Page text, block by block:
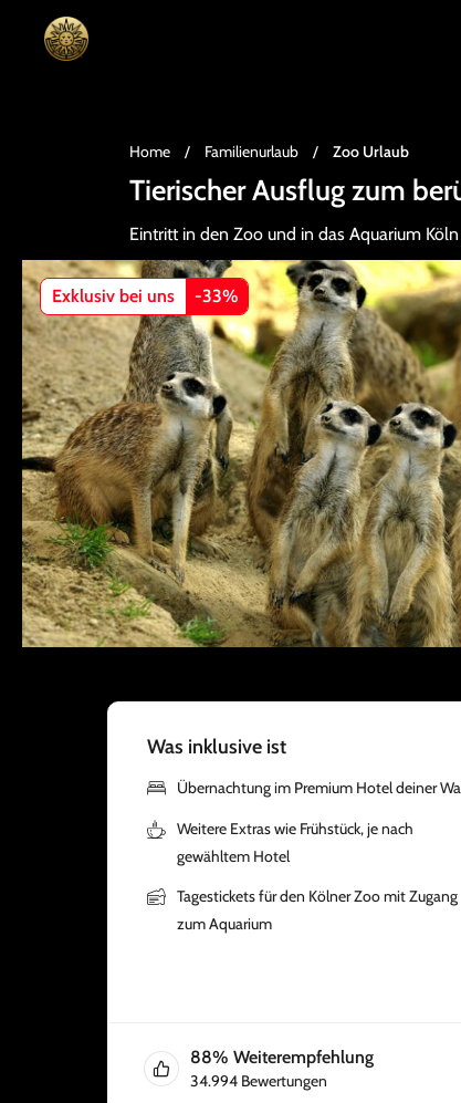
Home / Familienurlaub / Zoo Urlaub
Tierischer Ausflug zum
Eintritt in den Zoo und in das Aquarium
Exklusiv bei uns -33%
Was inklusive ist
Übernachtung im Premium Hotel deiner
Weitere Extras wie Frühstück, je nach
gewähltem Hotel
Tagestickets für den Kölner Zoo mit Zugang
zum Aquarium
88% Weiterempfehlung
34.994 Bewertungen